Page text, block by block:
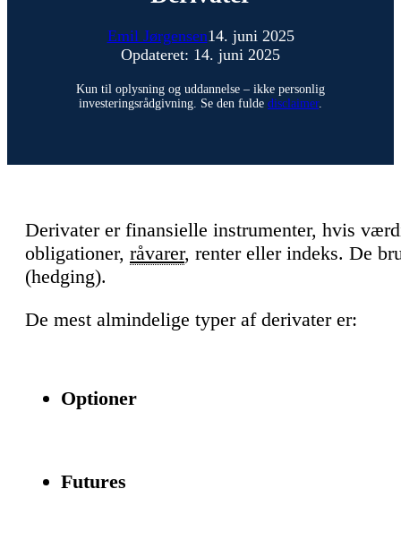
Emil Jørgensen14. juni 2025
Opdateret: 14. juni 2025
Kun til oplysning og uddannelse – ikke personlig
investeringsrådgivning. Se den fulde disclaimer.
Derivater er finansielle instrumenter, hvis
obligationer, råvarer, renter eller indeks. De
(hedging).
De mest almindelige typer af derivater er:
Optioner
Futures